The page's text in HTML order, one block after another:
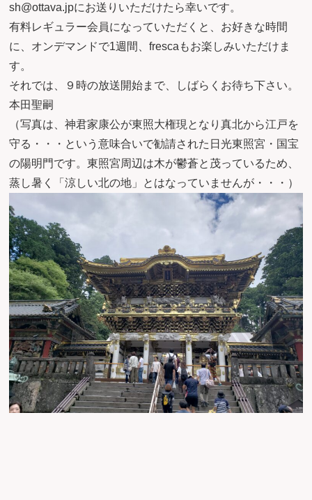
sh@ottava.jpにお送りいただけたら幸いです。
有料レギュラー会員になっていただくと、お好きな時間
に、オンデマンドで1週間、frescaもお楽しみいただけま
す。
それでは、９時の放送開始まで、しばらくお待ち下さい。
本田聖嗣
（写真は、神君家康公が東照大権現となり真北から江戸を
守る・・・という意味合いで勧請された日光東照宮・国宝
の陽明門です。東照宮周辺は木が鬱蒼と茂っているため、
蒸し暑く「涼しい北の地」とはなっていませんが・・・）